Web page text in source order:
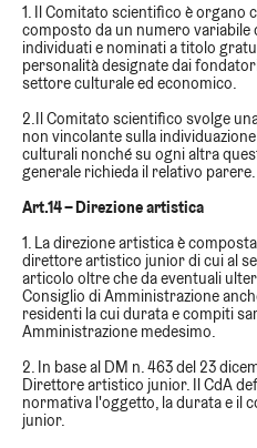
1. Il Comitato scientifico è organo
composto da un numero
individuati e nominati a titolo
personalità designate dai
settore culturale ed economico.
2.Il Comitato scientifico svolge
non vincolante sulla
culturali nonché su ogni altra
generale richieda il relativo parere.
Art.14 – Direzione artistica
1. La direzione artistica è
direttore artistico junior di cui al
articolo oltre che da eventuali
Consiglio di Amministrazione
residenti la cui durata e compiti
Amministrazione medesimo.
2. In base al DM n. 463 del 23
Direttore artistico junior. Il CdA
normativa l'oggetto, la durata e il
junior.